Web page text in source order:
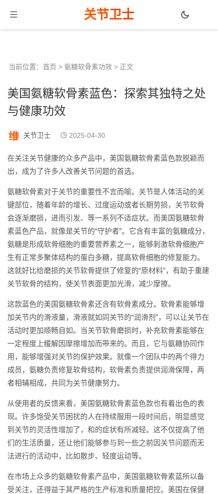
关节卫士
当前位置： 首页 > 氨糖软骨素功效 > 正文
美国氨糖软骨素蓝色：探索其独特之处
与健康功效
关节卫士 2025-04-30
在关注关节健康的众多产品中，美国氨糖软骨素蓝色款脱颖而
出，成为了许多人改善关节问题的首选。
氨糖软骨素对于关节的重要性不言而喻。关节是人体活动的关
键部位，随着年龄的增长、过度运动或者长期劳损，关节软骨
会逐渐磨损，进而引发、等一系列不适症状。而美国氨糖软骨
素蓝色产品，就像是关节的“守护者”。它含有丰富的氨糖成分，
氨糖是形成软骨细胞的重要营养素之一，能够刺激软骨细胞产
生有正常多聚体结构的蛋白多糖，提高软骨细胞的修复能力。
这就好比给磨损的关节软骨提供了修复的“原材料”，有助于重建
关节软骨的结构，使关节表面更加光滑，减少摩擦。
这款蓝色的美国氨糖软骨素还含有软骨素成分。软骨素能够增
加关节内的滑液量，滑液就如同关节的“润滑剂”，可以让关节在
活动时更加顺畅自如。当关节软骨磨损时，补充软骨素能够在
一定程度上缓解因摩擦增加而带来的。而且，它与氨糖协同作
用，能够增强对关节的保护效果。就像一个团队中的两个得力
成员，氨糖负责修复软骨结构，软骨素负责提供润滑保障，两
者相辅相成，共同为关节健康努力。
从使用者的反馈来看，美国氨糖软骨素蓝色款也有着出色的表
现。许多饱受关节困扰的人在持续服用一段时间后，明显感觉
到关节的灵活性增加了，和的症状有所减轻。这不仅提高了他
们的生活质量，还让他们能够参与到一些之前因关节问题而无
法进行的活动中，比如散步、轻度运动等。
在市场上众多的氨糖软骨素产品中，美国氨糖软骨素蓝所以备
受关注，还得益于其严格的生产标准和质量把控。美国在保健